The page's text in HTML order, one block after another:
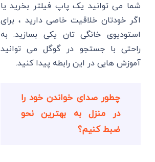
شما می توانید یک پاپ فیلتر بخرید یا
اگر خودتان خلاقیت خاصی دارید ، برای
استودیوی خانگی تان یکی بسازید. به
راحتی با جستجو در گوگل می توانید
آموزش هایی در این رابطه پیدا کنید.
چطور صدای خواندن خود را
در منزل به بهترین نحو
ضبط کنیم؟